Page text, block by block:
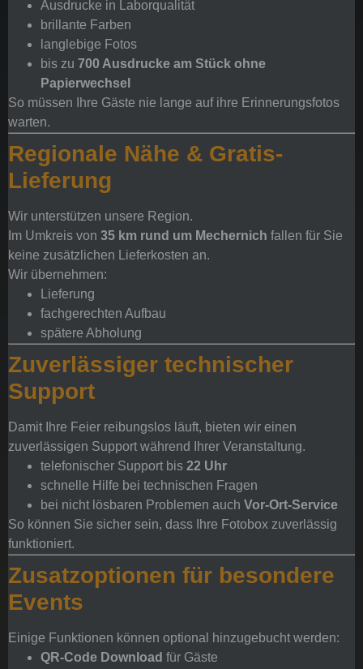
Ausdrucke in Laborqualität
brillante Farben
langlebige Fotos
bis zu 700 Ausdrucke am Stück ohne
Papierwechsel
So müssen Ihre Gäste nie lange auf ihre Erinnerungsfotos
warten.
Regionale Nähe & Gratis-
Lieferung
Wir unterstützen unsere Region.
Im Umkreis von 35 km rund um Mechernich fallen für Sie
keine zusätzlichen Lieferkosten an.
Wir übernehmen:
Lieferung
fachgerechten Aufbau
spätere Abholung
Zuverlässiger technischer
Support
Damit Ihre Feier reibungslos läuft, bieten wir einen
zuverlässigen Support während Ihrer Veranstaltung.
telefonischer Support bis 22 Uhr
schnelle Hilfe bei technischen Fragen
bei nicht lösbaren Problemen auch Vor-Ort-Service
So können Sie sicher sein, dass Ihre Fotobox zuverlässig
funktioniert.
Zusatzoptionen für besondere
Events
Einige Funktionen können optional hinzugebucht werden:
QR-Code Download für Gäste